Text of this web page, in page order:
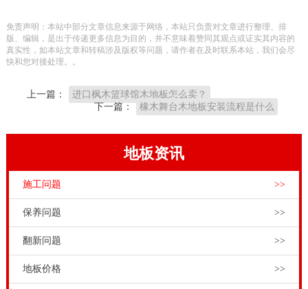
例如体育木地板铺设原材料，抵达安裝当场，却与订购
的规格型号和样式不符合，又发生往返踢皮球的难题；
见选择专业体育运动木地板经销商的必要性。
板品牌和生产厂家时，千万不要瞎折腾。不必被虚假广
要保证这种，在逐渐的情况下，就需要挑选像品牌健身
运动木地板那样的技术专业的健身运动木地板品牌和生
处理。硬木企口篮球木地板施工要点，家装木地板的专
业性能和体育木地板不同。体育木地板的专业性能更
免责声明：本站中部分文章信息来源于网络，本站只负责对文章进行整理、排
版、编辑，是出于传递更多信息为目的，并不意味着赞同其观点或证实其内容的
真实性，如本站文章和转稿涉及版权等问题，请作者在及时联系本站，我们会尽
快和您对接处理。。
上一篇：
进口枫木篮球馆木地板怎么卖？
下一篇：
橡木舞台木地板安装流程是什么
地板资讯
施工问题 >>
保养问题 >>
翻新问题 >>
地板价格 >>